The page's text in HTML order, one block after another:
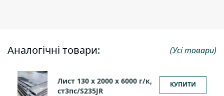
Аналогічні товари: (Усі товари)
Лист 130 х 2000 х 6000 г/к,
ст3пс/S235JR
КУПИТИ